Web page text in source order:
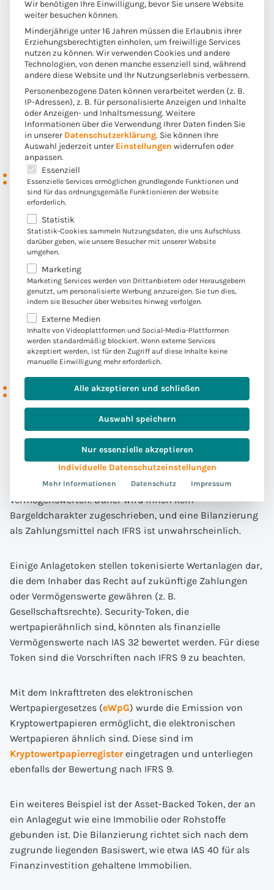
Je nach Ausprägung und Anwendung des Tokens können
spezifische Vorschläge für die Rechnungslegung
abgeleitet werden. Diese werden im Folgenden für die
einzelnen Kategorien näher erläutert. Es ist zu beachten,
dass einige Kryptowerte Eigenschaften mehrerer
Kategorien kombinieren können, sogenannte „hybride
Token“, die jedoch nicht Teil dieser Betrachtung sind.
Darüber hinaus werden andere abgeleitete
Anlageinstrumente wie Krypto Währungsfonds in
diesem Kontext nicht weiter behandelt.
Bilanzierung von
Nutzungstoken
Nutzungstoken (Utility-Token) gewähren Inhabern meist
das Recht auf Zugang zu bestimmten Produkten oder
Dienstleistungen und stellen oft eine Vorauszahlung dar.
Bei der Bilanzierung ist die Halteabsicht entscheidend:
Wenn das Unternehmen die Produkte oder
Dienstleistungen nutzen möchte, handelt es sich um
eine Vorauszahlung. Wenn der Token jedoch gehandelt
werden soll, ist die Bewertung als immaterieller
Vermögenswert gemäß IAS 38 erforderlich.
Bilanzierung vonAnlagetoken
Neben Kryptowährungen gibt es auch andere
Kryptowerte, die digitale Forderungstitel oder
Anlagegüter darstellen. Anlagetoken werden in der Regel
nicht als Tauschmittel verwendet, sondern verleihen
dem Inhaber Rechte an Eigentum oder physischen
Vermögenswerten. Daher wird ihnen kein
Bargeldcharakter zugeschrieben, und eine Bilanzierung
als Zahlungsmittel nach IFRS ist unwahrscheinlich.
Einige Anlagetoken stellen tokenisierte Wertanlagen dar,
die dem Inhaber das Recht auf zukünftige Zahlungen
oder Vermögenswerte gewähren (z. B.
Gesellschaftsrechte). Security-Token, die
wertpapierähnlich sind, könnten als finanzielle
Vermögenswerte nach IAS 32 bewertet werden. Für diese
Token sind die Vorschriften nach IFRS 9 zu beachten.
Mit dem Inkrafttreten des elektronischen
Wertpapiergesetzes (eWpG) wurde die Emission von
Kryptowertpapieren ermöglicht, die elektronischen
Wertpapieren ähnlich sind. Diese sind im
Kryptowertpapierregistereingetragen und unterliegen
ebenfalls der Bewertung nach IFRS 9.
Ein weiteres Beispiel ist der Asset-Backed Token, der an
ein Anlagegut wie eine Immobilie oder Rohstoffe
gebunden ist. Die Bilanzierung richtet sich nach dem
zugrunde liegenden Basiswert, wie etwa IAS 40 für als
Finanzinvestition gehaltene Immobilien.
Wir benötigen Ihre Einwilligung, bevor Sie unsere Website
weiter besuchen können.
Minderjährige unter 16 Jahren müssen die Erlaubnis ihrer
Erziehungsberechtigten einholen, um freiwillige Services
nutzen zu können. Wir verwenden Cookies und andere
Technologien, von denen manche essenziell sind, während
andere diese Website und Ihr Nutzungserlebnis verbessern.
Personenbezogene Daten können verarbeitet werden (z. B.
IP-Adressen), z. B. für personalisierte Anzeigen und Inhalte
oder Anzeigen- und Inhaltsmessung. Weitere
Informationen über die Verwendung Ihrer Daten finden Sie
in unserer Datenschutzerklärung. Sie können Ihre
Auswahl jederzeit unter Einstellungen widerrufen oder
anpassen.
Es folgt eine Liste der Service-Gruppen, für die eine
Essenziell
Essenzielle Services ermöglichen grundlegende Funktionen und
sind für das ordnungsgemäße Funktionieren der Website
erforderlich.
Statistik
Statistik-Cookies sammeln Nutzungsdaten, die uns Aufschluss
darüber geben, wie unsere Besucher mit unserer Website
umgehen.
Marketing
Marketing Services werden von Drittanbietern oder Herausgebern
genutzt, um personalisierte Werbung anzuzeigen. Sie tun dies,
indem sie Besucher über Websites hinweg verfolgen.
Externe Medien
Inhalte von Videoplattformen und Social-Media-Plattformen
werden standardmäßig blockiert. Wenn externe Services
akzeptiert werden, ist für den Zugriff auf diese Inhalte keine
manuelle Einwilligung mehr erforderlich.
Alle akzeptieren und schließen
Auswahl speichern
Nur essenzielle akzeptieren
Individuelle Datenschutzeinstellungen
Mehr Informationen Datenschutz Impressum